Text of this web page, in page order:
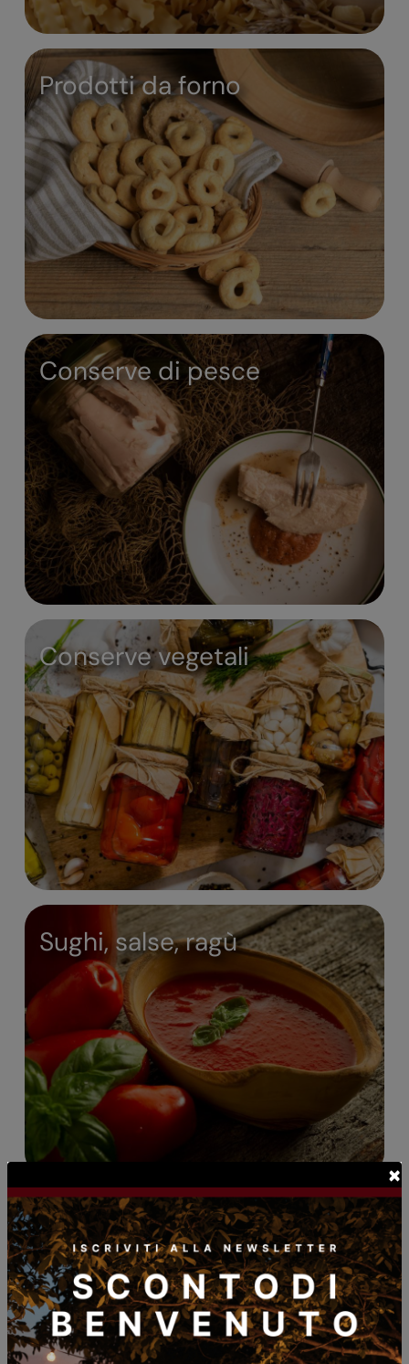
Prodotti da forno
Conserve di pesce
Conserve vegetali
Sughi, salse, ragù
Marmellate, confetture,
composte
×